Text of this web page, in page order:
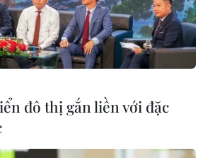
phạm đầu tiên
năm 2026
Đại học
18 đến 27 điểm
đô thị gắn liền với đặc